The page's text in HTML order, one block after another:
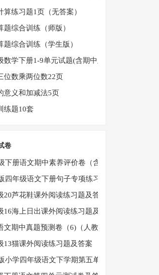
算练习题1页（无答案）
题综合训练（师版）
题综合训练（学生版）
数学下册1-9单元试题(含期中及3套期末)
位数乘两位数22页
意义和加减法5页
练题10套
卷
下册语文期中素养评价卷（含答案）
四年级语文下册句子专项练习题及答案
20芦花鞋课外阅读练习题及答案
16海上日出课外阅读练习题及答案
文期中真题预测卷（6)（人教部编版，含答案）
13猫课外阅读练习题及答案
小学四年级语文下学期第五单元测试卷